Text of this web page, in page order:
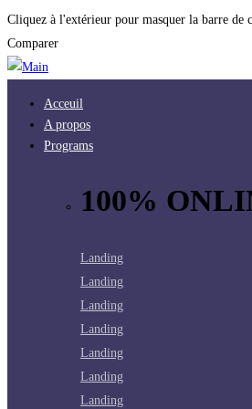
Cliquez à l'extérieur pour masquer la barre de
Comparer
Acceuil
A propos
Programs
100%
Landing
Landing
Landing
Landing
Landing
Landing
Landing